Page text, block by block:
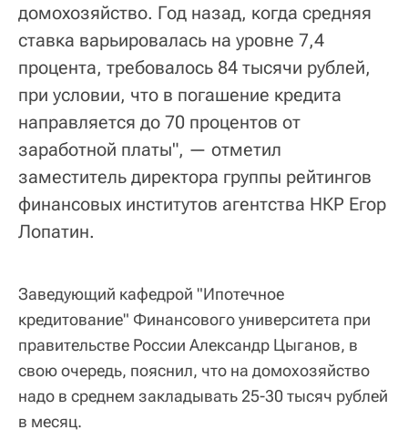
домохозяйство. Год назад, когда средняя
ставка варьировалась на уровне 7,4
процента, требовалось 84 тысячи рублей,
при условии, что в погашение кредита
направляется до 70 процентов от
заработной платы", — отметил
заместитель директора группы рейтингов
финансовых институтов агентства НКР Егор
Лопатин.
Заведующий кафедрой "Ипотечное
кредитование" Финансового университета при
правительстве России Александр Цыганов, в
свою очередь, пояснил, что на домохозяйство
надо в среднем закладывать 25-30 тысяч рублей
в месяц.